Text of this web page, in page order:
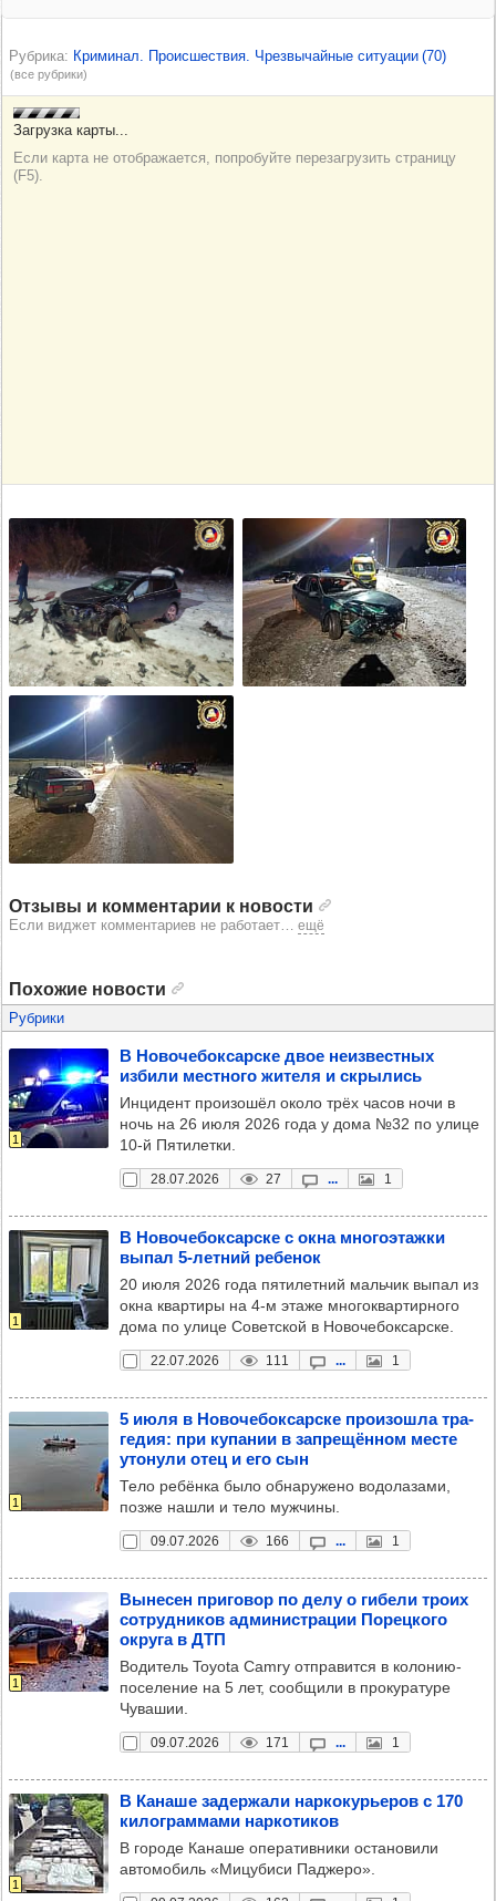
Рубрика Криминал. Происшествия. Чрезвычайные ситуации (70)
(все рубрики)
Отзывы и комментарии к новости
Если виджет комментариев не работает… ещё
Похожие новости
Рубрики
1
В Ново­че­бок­сар­ске двое неиз­вес­тных
избили мес­тного жителя и скры­лись
Инцидент произошёл около трёх часов ночи в
ночь на 26 июля 2026 года у дома №32 по улице
10-й Пятилетки.
28.07.2026 27 ... 1
1
В Ново­че­бок­сар­ске с окна мно­го­этажки
выпал 5-лет­ний ребе­нок
20 июля 2026 года пятилетний мальчик выпал из
окна квартиры на 4-м этаже многоквартирного
дома по улице Советской в Новочебоксарске.
22.07.2026 111 ... 1
1
5 июля в Ново­че­бок­сар­ске про­изошла тра­
ге­дия: при купа­нии в зап­ре­щён­ном месте
уто­нули отец и его сын
Тело ребёнка было обнаружено водолазами,
позже нашли и тело мужчины.
09.07.2026 166 ... 1
1
Выне­сен при­го­вор по делу о гибели троих
сот­руд­ни­ков адми­нис­тра­ции Порец­кого
округа в ДТП
Водитель Toyota Camry отправится в колонию-
поселение на 5 лет, сообщили в прокуратуре
Чувашии.
09.07.2026 171 ... 1
1
В Канаше задер­жали нар­ко­курь­еров с 170
килог­рам­мами нар­ко­ти­ков
В городе Канаше оперативники остановили
автомобиль «Мицубиси Паджеро».